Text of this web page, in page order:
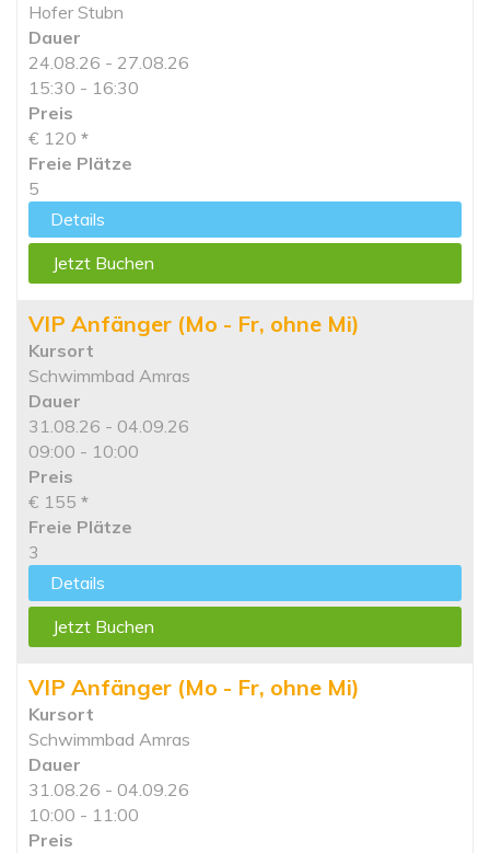
Hofer Stubn
Dauer
24.08.26 - 27.08.26
15:30 - 16:30
Preis
€ 120 *
Freie Plätze
5
Details
Jetzt Buchen
VIP Anfänger (Mo - Fr, ohne Mi)
Kursort
Schwimmbad Amras
Dauer
31.08.26 - 04.09.26
09:00 - 10:00
Preis
€ 155 *
Freie Plätze
3
Details
Jetzt Buchen
VIP Anfänger (Mo - Fr, ohne Mi)
Kursort
Schwimmbad Amras
Dauer
31.08.26 - 04.09.26
10:00 - 11:00
Preis